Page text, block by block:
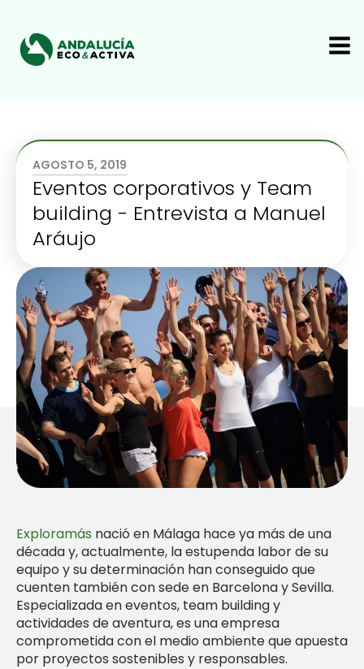
AGOSTO 5, 2019
Eventos corporativos y Team
building - Entrevista a Manuel
Aráujo
Exploramás nació en Málaga hace ya más de una
década y, actualmente, la estupenda labor de su
equipo y su determinación han conseguido que
cuenten también con sede en Barcelona y Sevilla.
Especializada en eventos, team building y
actividades de aventura, es una empresa
comprometida con el medio ambiente que apuesta
por proyectos sostenibles y responsables.